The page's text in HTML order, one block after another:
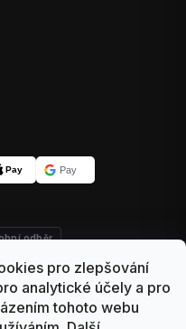
pro zlepšování
analytické účely a pro
tohoto webu
Pay Pay
odběr
Dodací podmínky